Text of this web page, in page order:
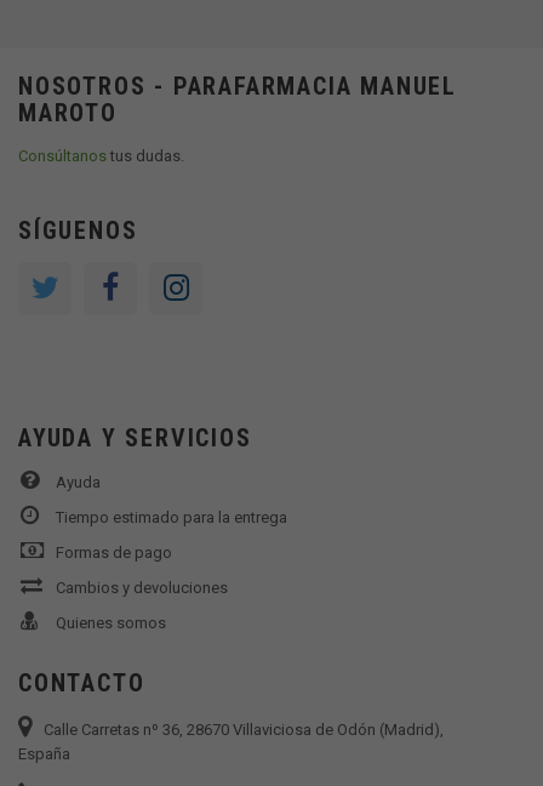
NOSOTROS - PARAFARMACIA MANUEL
MAROTO
Consúltanostus dudas.
SÍGUENOS
AYUDA Y SERVICIOS
Ayuda
Tiempo estimado para la entrega
Formas de pago
Cambios y devoluciones
Quienes somos
CONTACTO
Calle Carretas nº 36, 28670 Villaviciosa de Odón (Madrid),
España